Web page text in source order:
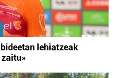
lehiatzeak